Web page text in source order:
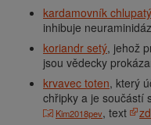
kardamovník chlupatý
inhibuje
koriandr setý, jehož
jsou vědecky
krvavec toten, který
chřipky a je součástí
Kim2018pev, text